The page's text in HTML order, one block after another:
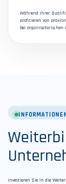
Während Ihrer
profitieren von
bei organisatorischen
Investieren Sie in die